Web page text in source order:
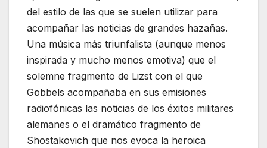
del estilo de las que se suelen utilizar para
acompañar las noticias de grandes hazañas.
Una música más triunfalista (aunque menos
inspirada y mucho menos emotiva) que el
solemne fragmento de Lizst con el que
Göbbels acompañaba en sus emisiones
radiofónicas las noticias de los éxitos militares
alemanes o el dramático fragmento de
Shostakovich que nos evoca la heroica